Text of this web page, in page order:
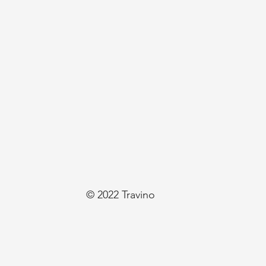
© 2022 Travino